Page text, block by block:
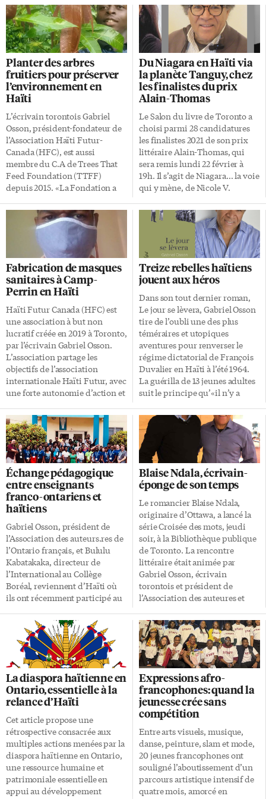
Planter des arbres
fruitiers pour préserver
l’environnement en
Haïti
L’écrivain torontois Gabriel
Osson, président-fondateur de
l’Association Haïti Futur-
Canada (HFC), est aussi
membre du C.A de Trees That
Feed Foundation (TTFF)
depuis 2015. «La Fondation a
arbres fruitiers pour préserver
l’environnement, nourrir les
gens et créer des emplois», dit-
il. «Elle recueille des fonds un
peu partout, surtout aux États-
Unis. Elle est présente dans 18
pays et a contribué à planter
plus de 200 000 arbres
nourriciers.» Dons d’arbre
véritable Dans son rapport
annuel 2020-2021 récemment
publié, la Fondation précise
que depuis 2919 Haïti bénéficie
de dons d’«arbre véritable» ou
«arbre à pain». TTFF est en […]
Du Niagara en Haïti via
la planète Tanguy, chez
les finalistes du prix
Alain-Thomas
Le Salon du livre de Toronto a
choisi parmi 28 candidatures
les finalistes 2021 de son prix
littéraire Alain-Thomas, qui
sera remis lundi 22 février à
19h. Il s’agit de Niagara… la voie
qui y mène, de Nicole V.
jour se lèvera, de Gabriel Osson
(roman, David), et Capitaine
Boudu et les enfants de la
Cédille, d’Éric Mathieu (roman,
L’Interligne). Le Salon se
déroule en ligne depuis le
début du mois et prend fin ce
mercredi 24 février. Dans l’essai
multiforme, Niagara… la voie
qui y mène, Nicole V.
Champeau explore en
profondeur tous les aspects […]
Fabrication de masques
sanitaires à Camp-
Perrin en Haïti
Haïti Futur Canada (HFC) est
une association à but non
lucratif créée en 2019 à Toronto,
par l’écrivain Gabriel Osson.
L’association partage les
objectifs de l’association
internationale Haïti Futur, avec
une forte autonomie d’action et
améliorer la scolarisation des
jeunes Haïtiens; encourager la
petite entreprise; favoriser le
développement socio-
économique d’Haïti. Pour ce
faire, l’association s’efforce de
promouvoir l’art et l’artisanat
local; de sensibiliser à la culture
haïtienne par l’édition
d’ouvrages, l’organisation
d’expositions-ventes et autres
événements culturels. Voici un
aperçu des propos de Gabriel
Osson, président-fondateur de
Haïti Futur-Canada,
concernant une récente
initiative de l’association
aspirant à […]
Treize rebelles haïtiens
jouent aux héros
Dans son tout dernier roman,
Le jour se lèvera, Gabriel Osson
tire de l’oubli une des plus
téméraires et utopiques
aventures pour renverser le
régime dictatorial de François
Duvalier en Haïti à l’été 1964.
La guérilla de 13 jeunes adultes
suit le principe qu’«il n’y a
Il faut du sang pour améliorer le
monde.» Ces treize hommes
sont Max Armand, Jacques
Armand, Gérald Brierre, Mirko
Chandler, Louis Drouin fils,
Charles Forbin, Jean Gerdès,
Réginald Jourdan, Yvan
Laraque, Marcel Numa, Roland
Rigaud, Guslé Villedrouin et
Jacques Wadestrandt. De
l’histoire à la fiction Bien que
s’inspirant des […]
Échange pédagogique
entre enseignants
franco-ontariens et
haïtiens
Gabriel Osson, président de
l’Association des auteurs.res de
l’Ontario français, et Bululu
Kabatakaka, directeur de
l’International au Collège
Boréal, reviennent d’Haïti où
ils ont récemment participé au
d’enseignement et de
leadership (IEL) en partenariat
avec le Collège Regina
Assumpta à Cap-Haïtien (nord
d’Haïti). Le projet de l’IEL est
une initiative de Steve Sider,
professeur à l’Université
Wilfrid Laurier, Jhonel Morvan,
du ministère de l’Éducation de
l’Ontario (MÉO), et Gabriel
Osson, auquel s’est greffée
Megan Borner du MÉO. Parlez-
nous du projet, quelle est sa
raison d’être? Gabriel Osson : Il
s’agit d’un projet de
Blaise Ndala, écrivain-
éponge de son temps
Le romancier Blaise Ndala,
originaire d’Ottawa, a lancé la
série Croisée des mots, jeudi
soir, à la Bibliothèque publique
de Toronto. La rencontre
littéraire était animée par
Gabriel Osson, écrivain
torontois et président de
l’Association des auteures et
Né de parents enseignants en
République démocratique du
Congo (ex-Zaïre), Ndala a
attrapé le «virus de l’écriture»
dès l’école primaire. Il écrivait
des poèmes et de courtes
nouvelles au lieu de faire ses
devoirs d’arithmétique.
J’écrivais juste pour m’amuser
À l’école secondaire, le jeune
Blaise écrit des saynètes et est
choisi pour jouer le rôle d’un
avocat blanc […]
La diaspora haïtienne en
Ontario, essentielle à la
relance d’Haïti
Cet article propose une
rétrospective consacrée aux
multiples actions menées par la
diaspora haïtienne en Ontario,
une ressource humaine et
patrimoniale essentielle en
appui au développement
Expressions afro-
francophones: quand la
jeunesse crée sans
compétition
Entre arts visuels, musique,
danse, peinture, slam et mode,
20 jeunes francophones ont
souligné l’aboutissement d’un
parcours artistique intensif de
quatre mois, amorcé en